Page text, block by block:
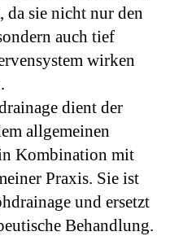
da sie nicht nur den
auch tief
wirken
dient der
allgemeinen
Kombination mit
Praxis. Sie ist
und ersetzt
Behandlung.